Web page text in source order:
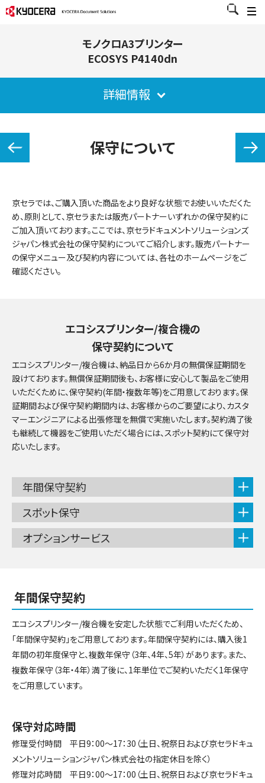
モノクロA3プリンター
ECOSYS P4140dn
詳細情報
保守について
京セラでは、ご購入頂いた商品をより良好な状態でお使いいただくた
め、原則として、京セラまたは販売パートナーいずれかの保守契約に
ご加入頂いております。ここでは、京セラドキュメントソリューションズ
ジャパン株式会社の保守契約についてご紹介します。販売パートナー
の保守メニュー及び契約内容については、各社のホームページをご
確認ください。
エコシスプリンター/複合機の
保守契約について
エコシスプリンター/複合機は、納品日から6か月の無償保証期間を
設けております。無償保証期間後も、お客様に安心して製品をご使用
いただくために、保守契約(年間・複数年等)をご用意しております。保
証期間および保守契約期間内は、お客様からのご要望により、カスタ
マーエンジニアによる出張修理を無償で実施いたします。契約満了後
も継続して機器をご使用いただく場合には、スポット契約にて保守対
応いたします。
年間保守契約
スポット保守
オプションサービス
年間保守契約
エコシスプリンター/複合機を安定した状態でご利用いただくため、
「年間保守契約」をご用意しております。年間保守契約には、購入後1
年間の初年度保守と、複数年保守（3年、4年、5年）があります。また、
複数年保守（3年・4年）満了後に、1年単位でご契約いただく1年保守
をご用意しています。
保守対応時間
修理受付時間 平日9：00～17：30（土日、祝祭日および京セラドキュ
メントソリューションジャパン株式会社の指定休日を除く）
修理対応時間 平日9：00～17：00（土日、祝祭日および京セラドキュ